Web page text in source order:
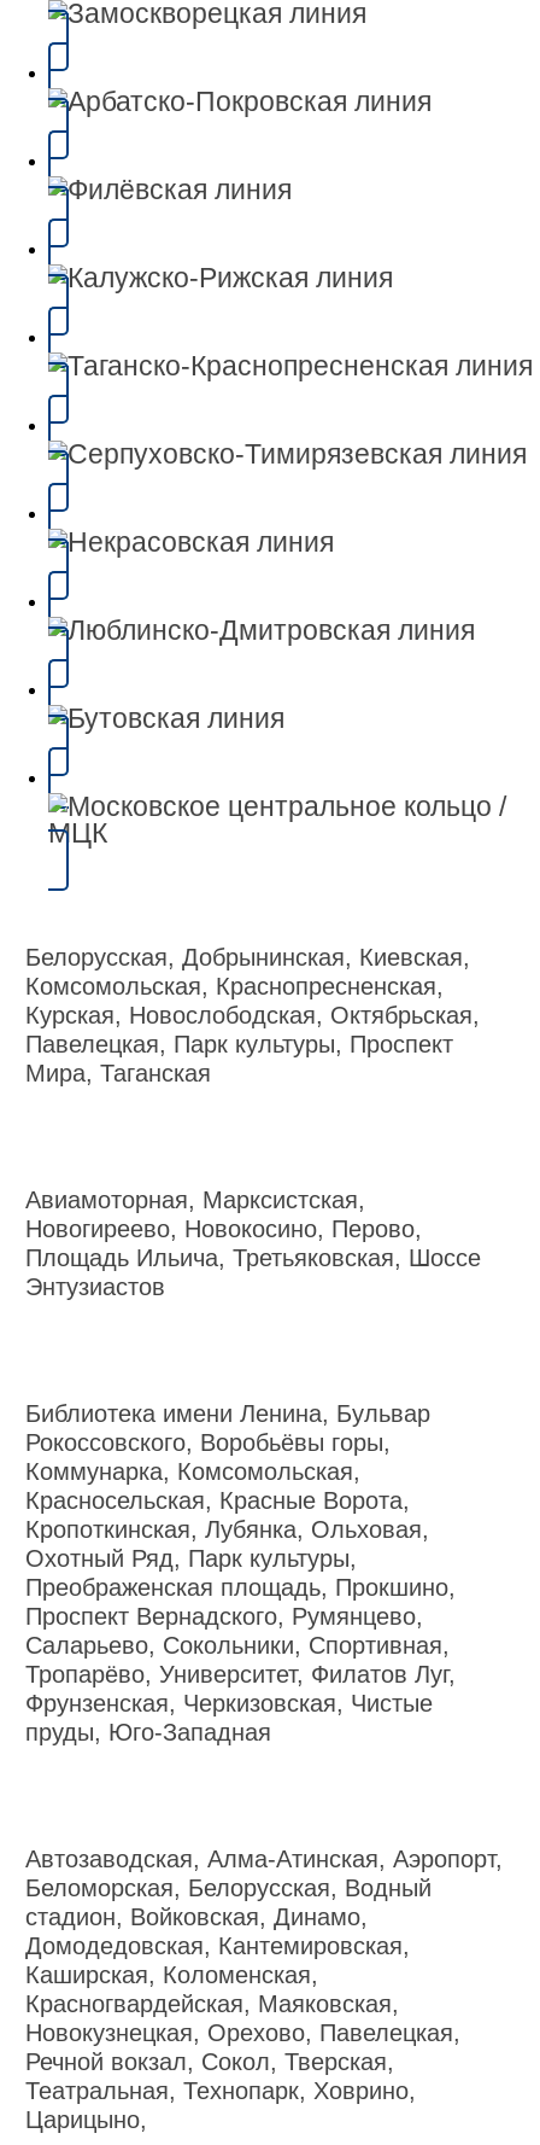
Белорусская, Добрынинская, Киевская,
Комсомольская, Краснопресненская,
Курская, Новослободская, Октябрьская,
Павелецкая, Парк культуры, Проспект
Мира, Таганская
Авиамоторная, Марксистская,
Новогиреево, Новокосино, Перово,
Площадь Ильича, Третьяковская, Шоссе
Энтузиастов
Библиотека имени Ленина, Бульвар
Рокоссовского, Воробьёвы горы,
Коммунарка, Комсомольская,
Красносельская, Красные Ворота,
Кропоткинская, Лубянка, Ольховая,
Охотный Ряд, Парк культуры,
Преображенская площадь, Прокшино,
Проспект Вернадского, Румянцево,
Саларьево, Сокольники, Спортивная,
Тропарёво, Университет, Филатов Луг,
Фрунзенская, Черкизовская, Чистые
пруды, Юго-Западная
Автозаводская, Алма-Атинская, Аэропорт,
Беломорская, Белорусская, Водный
стадион, Войковская, Динамо,
Домодедовская, Кантемировская,
Каширская, Коломенская,
Красногвардейская, Маяковская,
Новокузнецкая, Орехово, Павелецкая,
Речной вокзал, Сокол, Тверская,
Театральная, Технопарк, Ховрино,
Царицыно,